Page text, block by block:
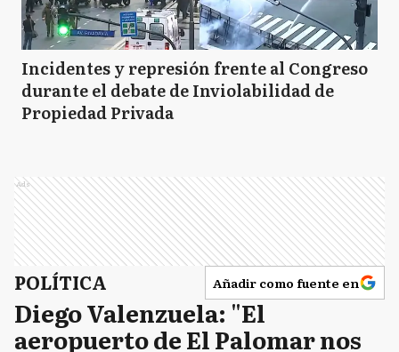
Incidentes y represión frente al Congreso
durante el debate de Inviolabilidad de
Propiedad Privada
Ads
POLÍTICA Añadir como fuente en
Diego Valenzuela: "El
aeropuerto de El Palomar nos